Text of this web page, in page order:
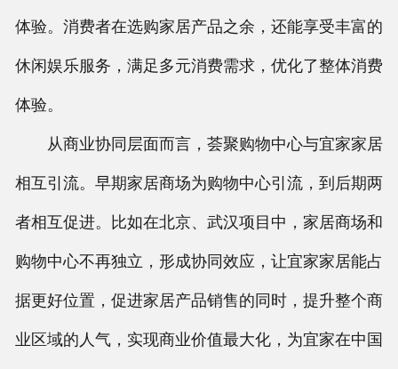
体验。消费者在选购家居产品之余，还能享受丰富的
休闲娱乐服务，满足多元消费需求，优化了整体消费
体验。
从商业协同层面而言，荟聚购物中心与宜家家居
相互引流。早期家居商场为购物中心引流，到后期两
者相互促进。比如在北京、武汉项目中，家居商场和
购物中心不再独立，形成协同效应，让宜家家居能占
据更好位置，促进家居产品销售的同时，提升整个商
业区域的人气，实现商业价值最大化，为宜家在中国